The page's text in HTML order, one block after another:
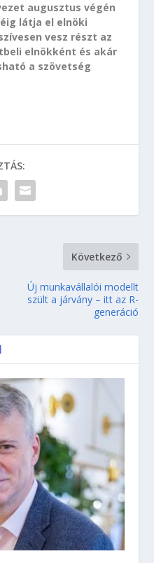
augusztus végén
látja el elnöki
vesz részt az
elnökként és akár
a szövetség
Következő
Új munkavállalói modellt
szült a járvány – itt az R-
generáció